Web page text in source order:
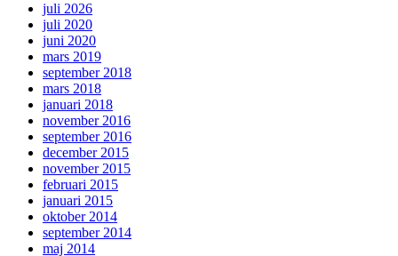
juli 2026
juli 2020
juni 2020
mars 2019
september 2018
mars 2018
januari 2018
november 2016
september 2016
december 2015
november 2015
februari 2015
januari 2015
oktober 2014
september 2014
maj 2014